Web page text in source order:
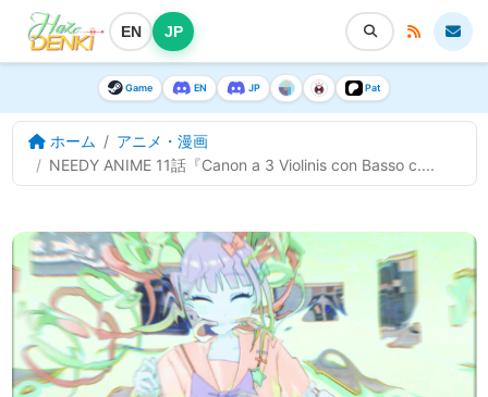
EN JP
Game EN JP Pat
ホーム
アニメ・漫画
NEEDY ANIME 11話『Canon a 3 Violinis con Basso c....